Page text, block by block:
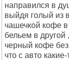
направился в
выйдя голый из
чашечкой кофе
бельем в
черный кофе без
что с авто